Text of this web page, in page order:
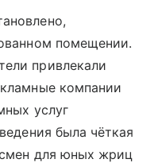
помещении.
привлекали
компании
услуг
была чёткая
для юных жриц